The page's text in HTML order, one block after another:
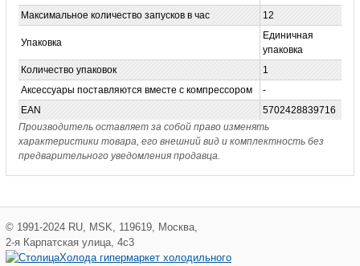
Максимальное количество запусков в час
12
Упаковка
Единичная
упаковка
Количество упаковок
1
Аксессуары поставляются вместе с компрессором
-
EAN
5702428839716
Производитель оставляет за собой право изменять
характеристики товара, его внешний вид и комплектность без
предварительного уведомления продавца.
© 1991-2024 RU MSK 119619 Москва
2-я Карпатская улица, 4с3